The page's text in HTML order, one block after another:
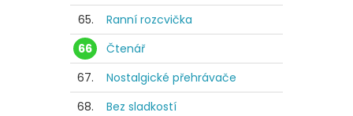
65.
Ranní rozcvička
66
Čtenář
67.
Nostalgické přehrávače
68.
Bez sladkostí